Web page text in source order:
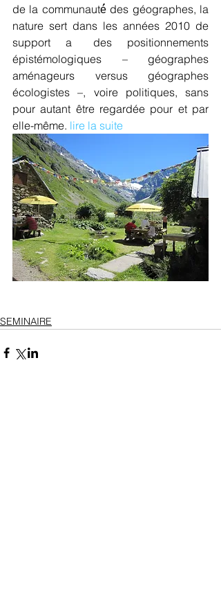
de la communauté́ des géographes, la
nature sert dans les années 2010 de
support a  des positionnements
épistémologiques – géographes
aménageurs versus géographes
écologistes –, voire politiques, sans
pour autant être regardée pour et par
elle-même. lire la suite
SEMINAIRE